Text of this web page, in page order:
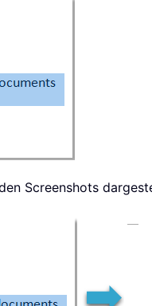
Screenshots